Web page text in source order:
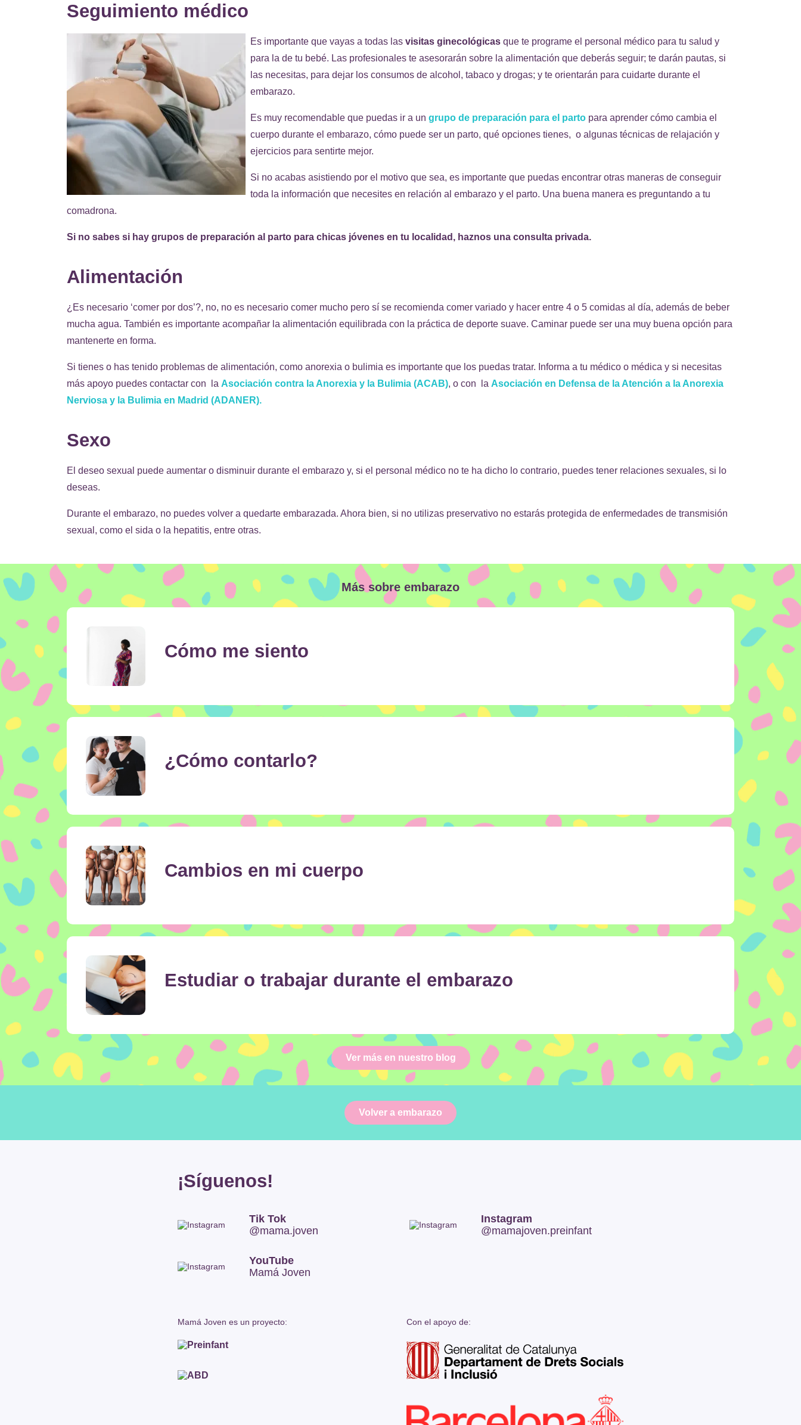
Seguimiento médico
Es importante que vayas a todas las visitas ginecológicas que te programe el personal médico para tu salud y
para la de tu bebé. Las profesionales te asesorarán sobre la alimentación que deberás seguir; te darán pautas, si
las necesitas, para dejar los consumos de alcohol, tabaco y drogas; y te orientarán para cuidarte durante el
embarazo.
Es muy recomendable que puedas ir a un grupo de preparación para el parto para aprender cómo cambia el
cuerpo durante el embarazo, cómo puede ser un parto, qué opciones tienes, o algunas técnicas de relajación y
ejercicios para sentirte mejor.
Si no acabas asistiendo por el motivo que sea, es importante que puedas encontrar otras maneras de conseguir
toda la información que necesites en relación al embarazo y el parto. Una buena manera es preguntando a tu
comadrona.
Si no sabes si hay grupos de preparación al parto para chicas jóvenes en tu localidad, haznos una consulta privada.
Alimentación
¿Es necesario ‘comer por dos’?, no, no es necesario comer mucho pero sí se recomienda comer variado y hacer entre 4 o 5 comidas al día, además de beber
mucha agua. También es importante acompañar la alimentación equilibrada con la práctica de deporte suave. Caminar puede ser una muy buena opción para
mantenerte en forma.
Si tienes o has tenido problemas de alimentación, como anorexia o bulimia es importante que los puedas tratar. Informa a tu médico o médica y si necesitas
más apoyo puedes contactar con la Asociación contra la Anorexia y la Bulimia (ACAB), o con la Asociación en Defensa de la Atención a la Anorexia
Nerviosa y la Bulimia en Madrid (ADANER).
Sexo
El deseo sexual puede aumentar o disminuir durante el embarazo y, si el personal médico no te ha dicho lo contrario, puedes tener relaciones sexuales, si lo
deseas.
Durante el embarazo, no puedes volver a quedarte embarazada. Ahora bien, si no utilizas preservativo no estarás protegida de enfermedades de transmisión
sexual, como el sida o la hepatitis, entre otras.
Más sobre embarazo
Cómo me siento
¿Cómo contarlo?
Cambios en mi cuerpo
Estudiar o trabajar durante el embarazo
Ver más en nuestro blog
Volver a embarazo
¡Síguenos!
Tik Tok
@mama.joven
Instagram
@mamajoven.preinfant
YouTube
Mamá Joven
Mamá Joven es un proyecto: Con el apoyo de: